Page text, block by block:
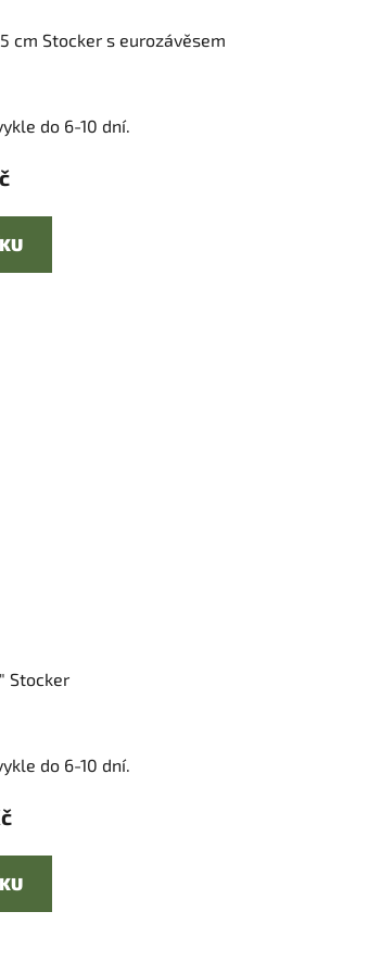
cm Stocker s eurozávěsem
do 6-10 dní.
Stocker
do 6-10 dní.